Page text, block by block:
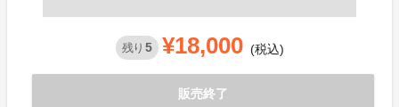
残り 5 ¥18,000 (税込)
販売終了